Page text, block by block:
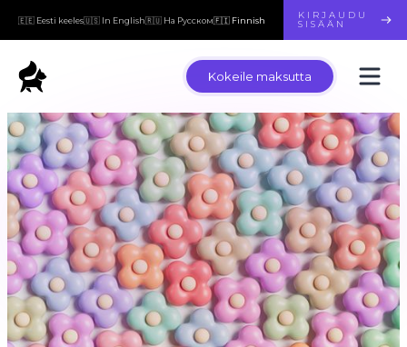
🇪🇪 Eesti keeles🇺🇸 In English🇷🇺 На Русском🇫🇮 Finnish KIRJAUDU
SISÄÄN
Kokeile maksutta